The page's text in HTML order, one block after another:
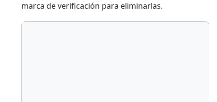
marca de verificación para eliminarlas.